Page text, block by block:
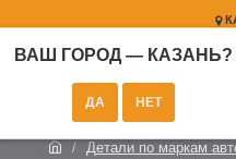
ВАШ ГОРОД — КАЗАНЬ?
Детали по маркам